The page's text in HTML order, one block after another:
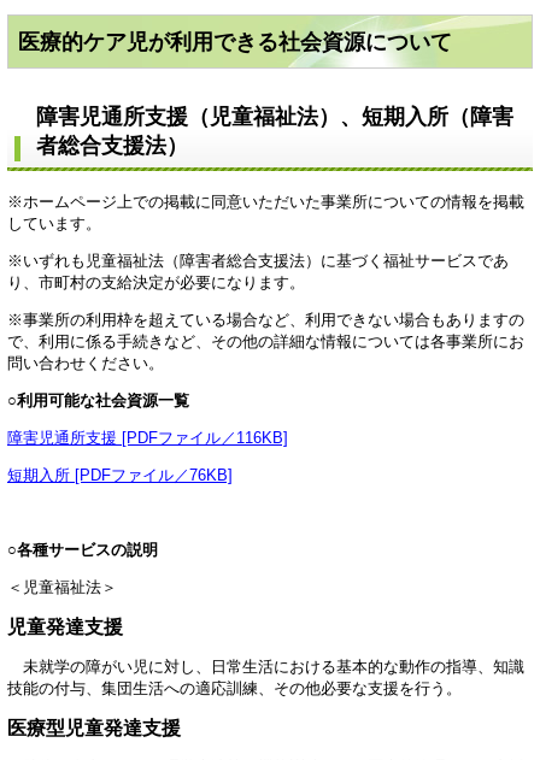
医療的ケア児が利用できる社会資源について
障害児通所支援（児童福祉法）、短期入所（障害
者総合支援法）
※ホームページ上での掲載に同意いただいた事業所についての情報を掲載
しています。
※いずれも児童福祉法（障害者総合支援法）に基づく福祉サービスであ
り、市町村の支給決定が必要になります。
※事業所の利用枠を超えている場合など、利用できない場合もありますの
で、利用に係る手続きなど、その他の詳細な情報については各事業所にお
問い合わせください。
○利用可能な社会資源一覧
障害児通所支援 [PDFファイル／116KB]
短期入所 [PDFファイル／76KB]
○各種サービスの説明
＜児童福祉法＞
児童発達支援
未就学の障がい児に対し、日常生活における基本的な動作の指導、知識
技能の付与、集団生活への適応訓練、その他必要な支援を行う。
医療型児童発達支援